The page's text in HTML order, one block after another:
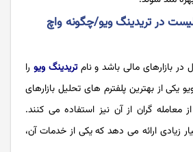
در تریدینگ ویو/چگونه واچ
بازارهای مالی باشد و نامتریدینگ ویو را
یکی از بهترین پلفترم های تحلیل بازارهای
معامله گران از آن نیز استفاده می کنند.
زیادی ارائه می دهد که یکی از خدمات آن،